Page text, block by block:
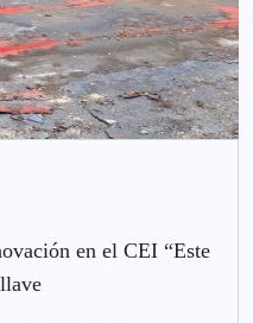
en el CEI “Este